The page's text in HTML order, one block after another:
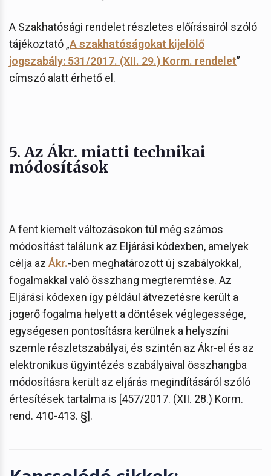
A Szakhatósági rendelet részletes előírásairól szóló
tájékoztató „A szakhatóságokat kijelölő
jogszabály: 531/2017. (XII. 29.) Korm. rendelet”
címszó alatt érhető el.
5. Az Ákr. miatti technikai
módosítások
A fent kiemelt változásokon túl még számos
módosítást találunk az Eljárási kódexben, amelyek
célja az Ákr.-ben meghatározott új szabályokkal,
fogalmakkal való összhang megteremtése. Az
Eljárási kódexen így például átvezetésre került a
jogerő fogalma helyett a döntések véglegessége,
egységesen pontosításra kerülnek a helyszíni
szemle részletszabályai, és szintén az Ákr-el és az
elektronikus ügyintézés szabályaival összhangba
módosításra került az eljárás megindításáról szóló
értesítések tartalma is [457/2017. (XII. 28.) Korm.
rend. 410-413. §].